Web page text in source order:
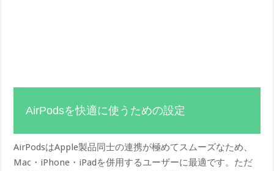
AirPodsを快適に使うための設定
AirPodsはApple製品同士の連携が極めてスムーズなため、
Mac・iPhone・iPadを併用するユーザーに最適です。ただ